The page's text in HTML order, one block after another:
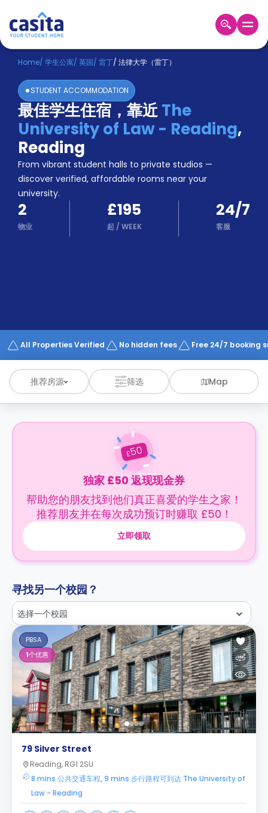
Home ZH GBP
登
入
Booking
Accommodation
About
us
Blog
Refer
And
Earn
Become
A
Partner
Works
Home/ 学生公寓/ 英国/ 雷丁/ 法律大学（雷丁）
STUDENT ACCOMMODATION
最佳学生住宿，靠近The
University of Law - Reading,
Reading
From vibrant student halls to private studios —
discover verified, affordable rooms near your
university.
2
物业
£195
起 / WEEK
24/7
客服
All Properties Verified No hidden fees Free 24/7 booking
推荐房源 筛选 Map
£50
独家 £50 返现现金券
帮助您的朋友找到他们真正喜爱的学生之家！
推荐朋友并在每次成功预订时赚取 £50！
立即领取
寻找另一个校园？
选择一个校园
PBSA
1个优惠
79 Silver Street
Reading, RG1 2SU
8 mins 公共交通车程, 9 mins 步行路程可到达 The University of
Law - Reading